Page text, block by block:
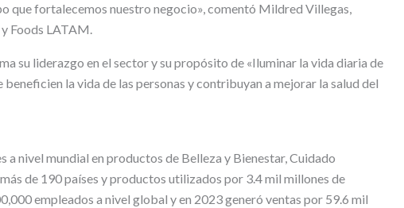
que fortalecemos nuestro negocio», comentó Mildred Villegas,
Foods LATAM.
su liderazgo en el sector y su propósito de «Iluminar la vida diaria de
la vida de las personas y contribuyan a mejorar la salud del
a nivel mundial en productos de Belleza y Bienestar, Cuidado
de 190 países y productos utilizados por 3.4 mil millones de
empleados a nivel global y en 2023 generó ventas por 59.6 mil